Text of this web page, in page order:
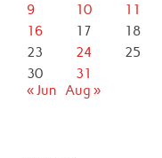
9
10 11
16
17 18
23
24 25
30
31
« Jun
Aug »